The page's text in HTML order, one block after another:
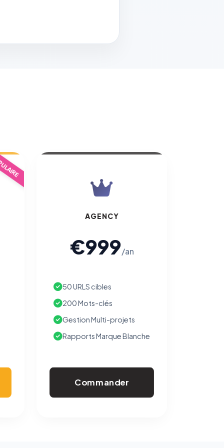
AGENCY
€999/an
50 URLS cibles
200 Mots-clés
Gestion Multi-projets
Rapports Marque Blanche
Commander